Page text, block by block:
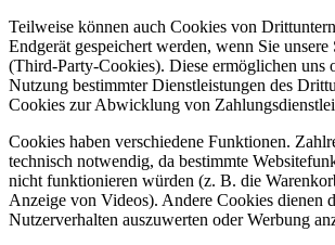
Teilweise können auch Cookies von
Endgerät gespeichert werden, wenn Sie unsere
(Third-Party-Cookies). Diese ermöglichen uns
Nutzung bestimmter Dienstleistungen des
Cookies zur Abwicklung von
Cookies haben verschiedene Funktionen.
technisch notwendig, da bestimmte
nicht funktionieren würden (z. B. die
Anzeige von Videos). Andere Cookies dienen
Nutzerverhalten auszuwerten oder Werbung